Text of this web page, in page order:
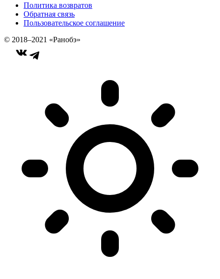
Политика возвратов
Обратная связь
Пользовательское соглашение
© 2018–2021 «Ранобэ»